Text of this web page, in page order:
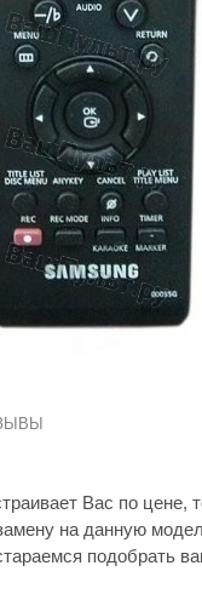
Вас по цене,
на данную
подобрать